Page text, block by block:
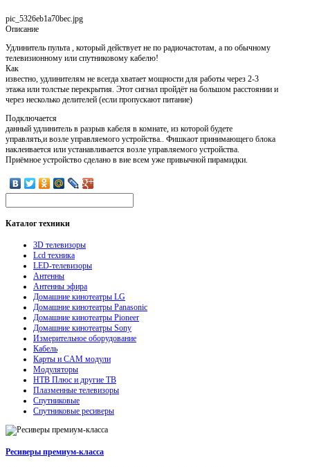
pic_5326eb1a70bec.jpg
Описание
Удлинитель пульта , который действует не по радиочастотам, а по обычному
телевизионному или спутниковому кабелю!
Как
известно, удлинителям не всегда хватает мощности для работы через 2-3
этажа или толстые перекрытия. Этот сигнал пройдёт на большом расстоянии и
через несколько делителей (если пропускают питание)
Подключается
данный удлинитель в разрыв кабеля в комнате, из которой будете
управлять,и возле управляемого устройства.. Фишкаот принимающего блока
наклеивается или устанавливается возле управляемого устройства.
Приёмное устройство сделано в вие всем уже привычной пирамидки.
Каталогтехники
3D телевизоры
Lcd техника
LED-телевизоры
Антенны
Антенны эфира
Домашние кинотеатры LG
Домашние кинотеатры Panasonic
Домашние кинотеатры Pioneer
Домашние кинотеатры Sony
Измерительное оборудование
Кабель
Карты и CAM модули
Модуляторы
НТВ Плюс и другие ТВ
Плазменные телевизоры
Спутниковые
Спутниковые ресиверы
Ресиверы премиум-класса